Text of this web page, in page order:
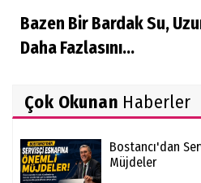
Bazen Bir Bardak Su,
Daha Fazlasını...
Çok Okunan Haberler
Bostancı'dan
Müjdeler